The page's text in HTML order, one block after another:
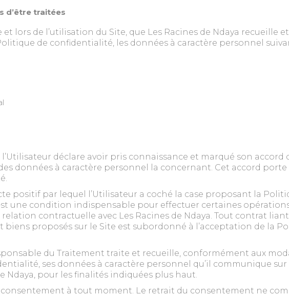
d’être traitées
et lors de l’utilisation du Site, que Les Racines de Ndaya recueille
de confidentialité, les données à caractère personnel
déclare avoir pris connaissance et marqué son accord
données à caractère personnel la concernant. Cet accord
positif par lequel l’Utilisateur a coché la case proposant la
une condition indispensable pour effectuer certaines
contractuelle avec Les Racines de Ndaya. Tout contrat
biens proposés sur le Site est subordonné à l’acceptation de la
du Traitement traite et recueille, conformément aux
ses données à caractère personnel qu’il communique sur
Ndaya, pour les finalités indiquées plus haut.
consentement à tout moment. Le retrait du consentement ne